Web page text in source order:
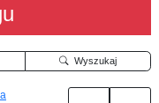
Wyszukaj